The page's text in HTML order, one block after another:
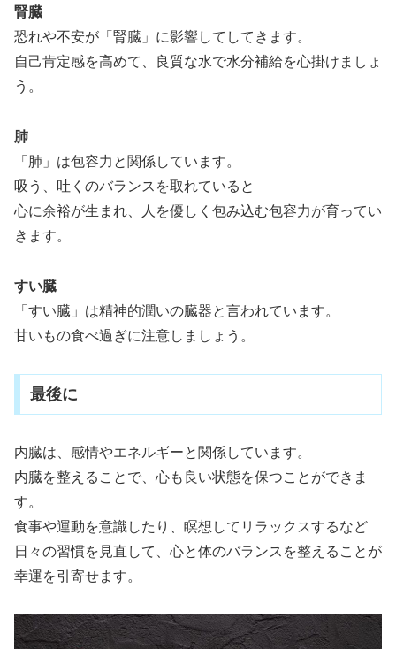
腎臓
恐れや不安が「腎臓」に影響してしてきます。
自己肯定感を高めて、良質な水で水分補給を心掛けましょ
う。
肺
「肺」は包容力と関係しています。
吸う、吐くのバランスを取れていると
心に余裕が生まれ、人を優しく包み込む包容力が育ってい
きます。
すい臓
「すい臓」は精神的潤いの臓器と言われています。
甘いもの食べ過ぎに注意しましょう。
最後に
内臓は、感情やエネルギーと関係しています。
内臓を整えることで、心も良い状態を保つことができま
す。
食事や運動を意識したり、瞑想してリラックスするなど
日々の習慣を見直して、心と体のバランスを整えることが
幸運を引寄せます。